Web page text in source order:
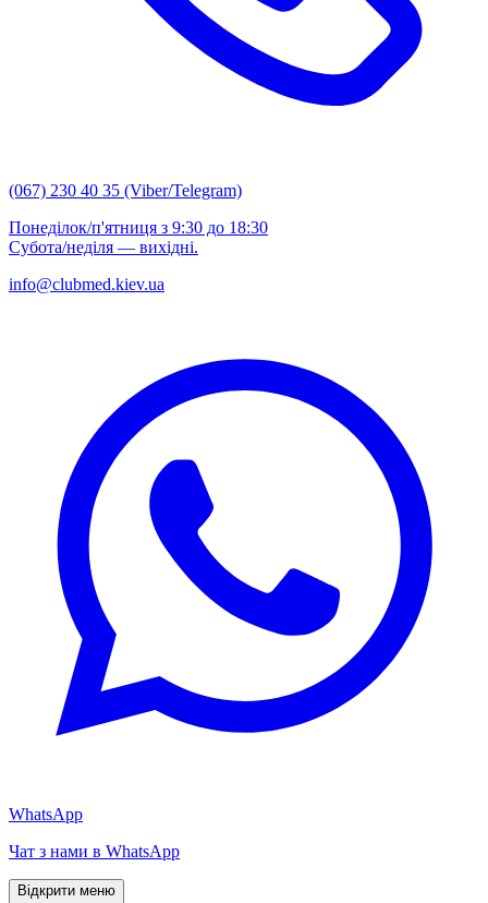
(067) 230 40 35 (Viber/Telegram)
Понеділок/п'ятниця з 9:30 до 18:30
Субота/неділя — вихідні.
info@clubmed.kiev.ua
WhatsApp
Чат з нами в WhatsApp
Відкрити меню